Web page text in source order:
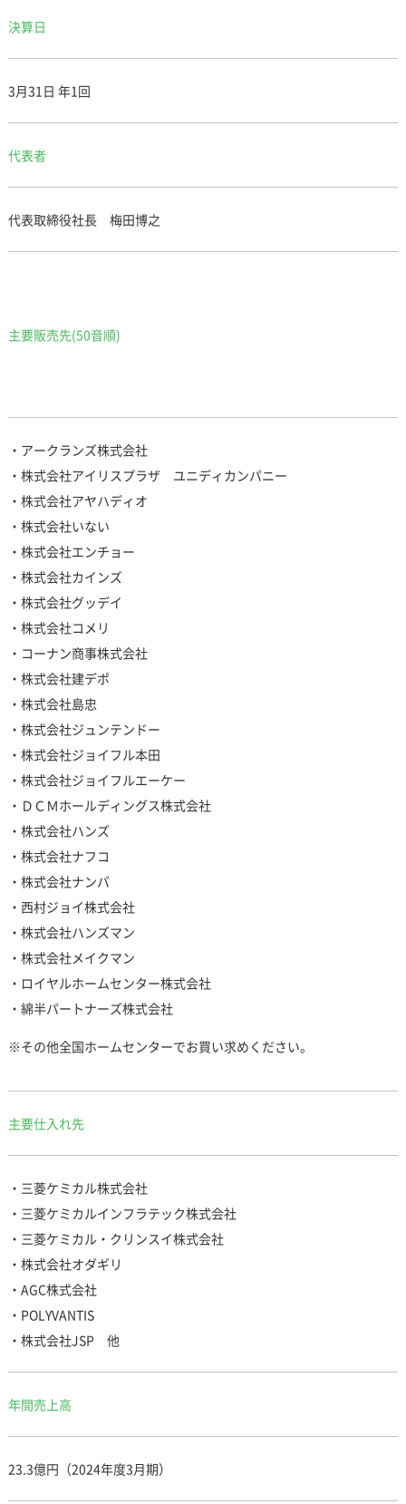
決算日
3月31日 年1回
代表者
代表取締役社長 梅田博之
主要販売先(50音順)
・アークランズ株式会社
・株式会社アイリスプラザ ユニディカンパニー
・株式会社アヤハディオ
・株式会社いない
・株式会社エンチョー
・株式会社カインズ
・株式会社グッデイ
・株式会社コメリ
・コーナン商事株式会社
・株式会社建デポ
・株式会社島忠
・株式会社ジュンテンドー
・株式会社ジョイフル本田
・株式会社ジョイフルエーケー
・ＤＣＭホールディングス株式会社
・株式会社ハンズ
・株式会社ナフコ
・株式会社ナンバ
・西村ジョイ株式会社
・株式会社ハンズマン
・株式会社メイクマン
・ロイヤルホームセンター株式会社
・綿半パートナーズ株式会社
※その他全国ホームセンターでお買い求めください。
主要仕入れ先
・三菱ケミカル株式会社
・三菱ケミカルインフラテック株式会社
・三菱ケミカル・クリンスイ株式会社
・株式会社オダギリ
・AGC株式会社
・POLYVANTIS
・株式会社JSP 他
年間売上高
23.3億円（2024年度3月期）